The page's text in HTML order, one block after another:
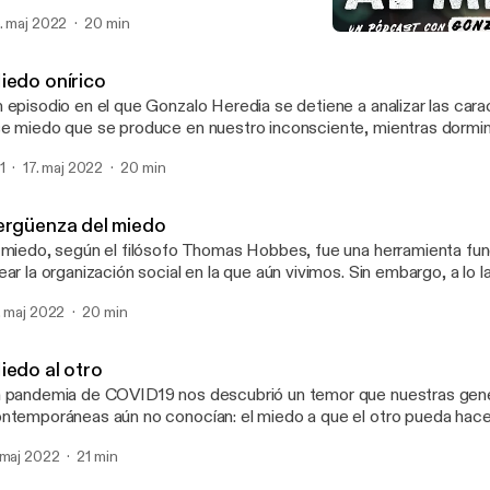
por diversas personalidades del continente
Participa: Ana Prieto (Ar)
maj 2022 20 min
onírico
episodio en el que Gonzalo Heredia se detiene a analizar las
miedo que se produce en nuestro inconsciente, mientras
1 17. maj 2022 20 min
del miedo
según el filósofo Thomas Hobbes, fue una herramienta
la organización social en la que aún vivimos. Sin embargo, a lo
de nobleza. Y todavía hoy ocultamos nuestros temores con
maj 2022 20 min
al otro
pandemia de COVID19 nos descubrió un temor que nuestras
aún no conocían: el miedo a que el otro pueda
utilizar el miedo para doblegarnos. Participan: Agustina
2022 21 min